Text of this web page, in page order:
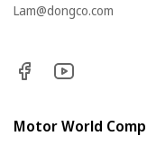
Lam@dongco.com
Motor World